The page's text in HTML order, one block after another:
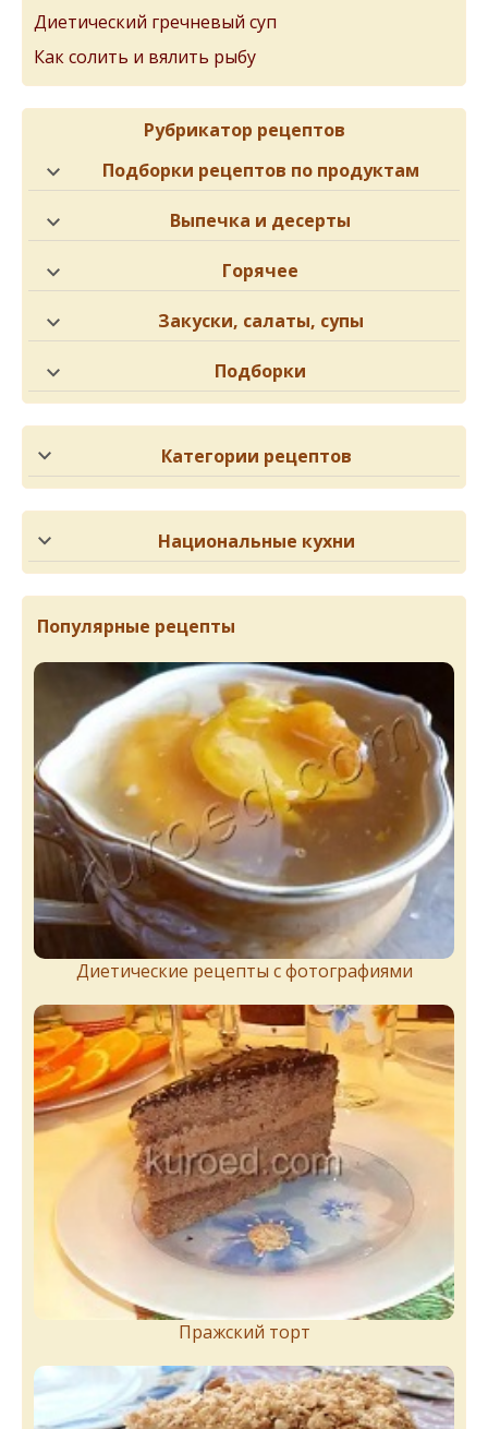
Диетический гречневый суп
Как солить и вялить рыбу
Рубрикатор рецептов
Подборки рецептов по продуктам
Выпечка и десерты
Горячее
Закуски, салаты, супы
Подборки
Категории рецептов
Национальные кухни
Популярные рецепты
Диетические рецепты с фотографиями
Пражский торт